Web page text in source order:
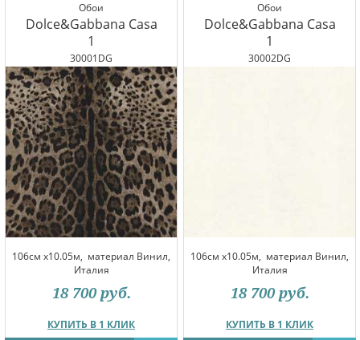
Обои
Dolce&Gabbana Casa
1
30001DG
106см x10.05м, материал Винил,
Италия
КУПИТЬ В 1 КЛИК
18 700 руб.
Обои
Dolce&Gabbana Casa
1
30002DG
106см x10.05м, материал Винил,
Италия
КУПИТЬ В 1 КЛИК
18 700 руб.